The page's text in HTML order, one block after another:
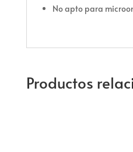
No apto para
Productos